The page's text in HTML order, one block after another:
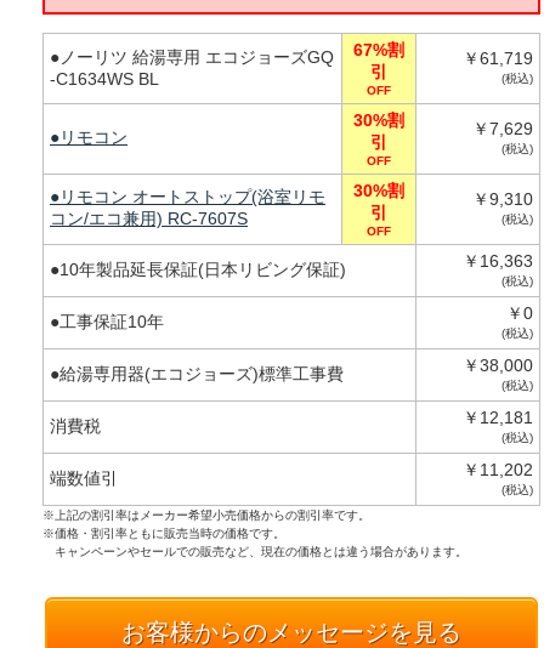
●ノーリツ 給湯専用 エコジョーズGQ
-C1634WS BL
67%割
引
OFF
￥61,719
(税込)
●リモコン
30%割
引
OFF
￥7,629
(税込)
●リモコン オートストップ(浴室リモ
コン/エコ兼用) RC-7607S
30%割
引
OFF
￥9,310
(税込)
●10年製品延長保証(日本リビング保証) ￥16,363
(税込)
●工事保証10年 ￥0
(税込)
●給湯専用器(エコジョーズ)標準工事費 ￥38,000
(税込)
消費税 ￥12,181
(税込)
端数値引 ￥11,202
(税込)
※上記の割引率はメーカー希望小売価格からの割引率です。
※価格・割引率ともに販売当時の価格です。
キャンペーンやセールでの販売など、現在の価格とは違う場合があります。
お客様からのメッセージを見る